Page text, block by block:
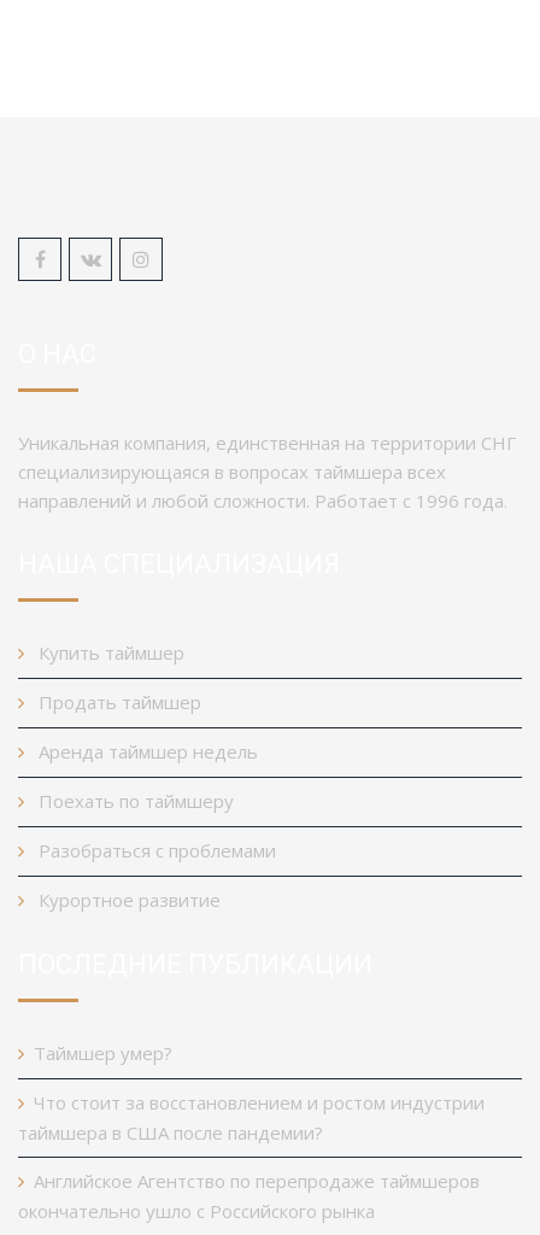
Уникальная компания, единственная на территории СНГ
специализирующаяся в вопросах таймшера всех
направлений и любой сложности. Работает с 1996 года.
Купить таймшер
Продать таймшер
Аренда таймшер недель
Поехать по таймшеру
Разобраться с проблемами
Курортное развитие
Таймшер умер?
Что стоит за восстановлением и ростом индустрии
таймшера в США после пандемии?
Английское Агентство по перепродаже таймшеров
окончательно ушло с Российского рынка